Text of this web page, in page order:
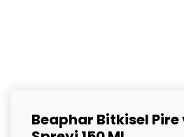
Beaphar Bitkisel Pire